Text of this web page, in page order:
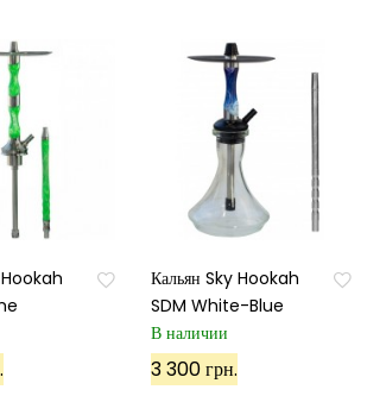
Hookah
Кальян Sky Hookah
SDM White-Blue
В наличии
3 300 грн.